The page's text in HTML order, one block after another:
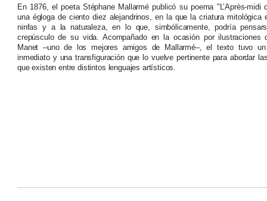
En 1876, el poeta Stéphane Mallarmé publicó su poema "L’Après-midi
una égloga de ciento diez alejandrinos, en la que la criatura mitológica
ninfas y a la naturaleza, en lo que, simbólicamente, podría
crepúsculo de su vida. Acompañado en la ocasión por ilustraciones
Manet –uno de los mejores amigos de Mallarmé–, el texto tuvo
inmediato y una transfiguración que lo vuelve pertinente para abordar
que existen entre distintos lenguajes artísticos.